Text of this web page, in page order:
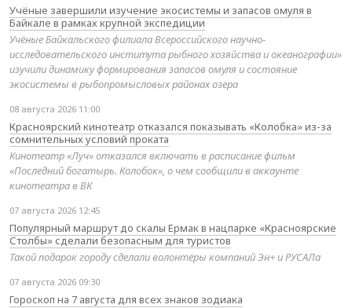
Учёные завершили изучение экосистемы и запасов омуля в
Байкале в рамках крупной экспедиции
Учёные Байкальского филиала Всероссийского научно-
исследовательского института рыбного хозяйства и океанографии»
изучили динамику формирования запасов омуля и состояние
экосистемы в рыбопромысловых районах озера
08 августа 2026 11:00
Красноярский кинотеатр отказался показывать «Колобка» из-за
сомнительных условий проката
Кинотеатр «Луч» отказался включать в расписание фильм
«Последний богатырь. Колобок», о чем сообщили в аккаунте
кинотеатра в ВК
07 августа 2026 12:45
Популярный маршрут до скалы Ермак в нацпарке «Красноярские
Столбы» сделали безопасным для туристов
Такой подарок городу сделали волонтёры компаний Эн+ и РУСАЛа
07 августа 2026 09:30
Гороскоп на 7 августа для всех знаков зодиака